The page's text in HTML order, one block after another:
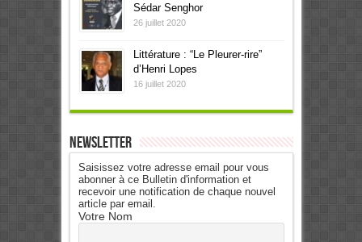
Sédar Senghor
26 juillet 2020
Littérature : “Le Pleurer-rire”
d’Henri Lopes
16 juillet 2020
Newsletter
Saisissez votre adresse email pour vous
abonner à ce Bulletin d'information et
recevoir une notification de chaque nouvel
article par email.
Votre Nom